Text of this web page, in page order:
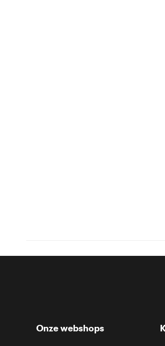
Onze webshops